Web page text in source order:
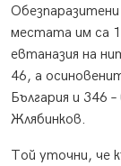
местата им са
евтаназия на
46, а
България и 346
Жлябинков.
Той уточни, че